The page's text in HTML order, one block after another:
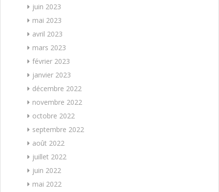
juin 2023
mai 2023
avril 2023
mars 2023
février 2023
janvier 2023
décembre 2022
novembre 2022
octobre 2022
septembre 2022
août 2022
juillet 2022
juin 2022
mai 2022